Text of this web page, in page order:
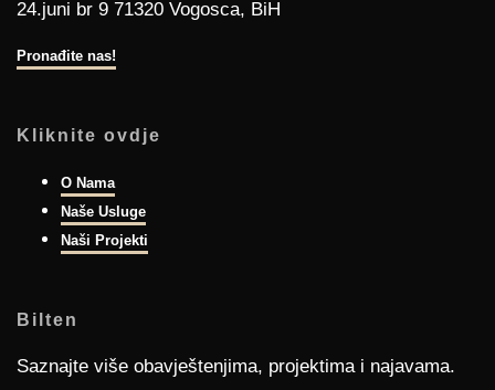
24.juni br 9 71320 Vogosca, BiH
Pronađite nas!
Kliknite ovdje
O Nama
Naše Usluge
Naši Projekti
Bilten
Saznajte više obavještenjima, projektima i najavama.